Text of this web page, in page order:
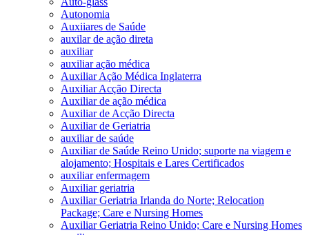
Autonomia
Auxiiares de Saúde
auxilar de ação direta
auxiliar
auxiliar ação médica
Auxiliar Ação Médica Inglaterra
Auxiliar Acção Directa
Auxiliar de ação médica
Auxiliar de Acção Directa
Auxiliar de Geriatria
auxiliar de saúde
Auxiliar de Saúde Reino Unido; suporte na viagem e
alojamento; Hospitais e Lares Certificados
auxiliar enfermagem
Auxiliar geriatria
Auxiliar Geriatria Irlanda do Norte; Relocation
Package; Care e Nursing Homes
Auxiliar Geriatria Reino Unido; Care e Nursing Homes